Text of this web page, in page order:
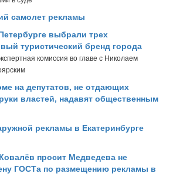
самолет рекламы
выбрали трех
туристический бренд города
комиссия во главе с Николаем
на депутатов, не отдающих
властей, надавят общественным
рекламы в Екатеринбурге
просит Медведева не
ГОСТа по размещению рекламы в